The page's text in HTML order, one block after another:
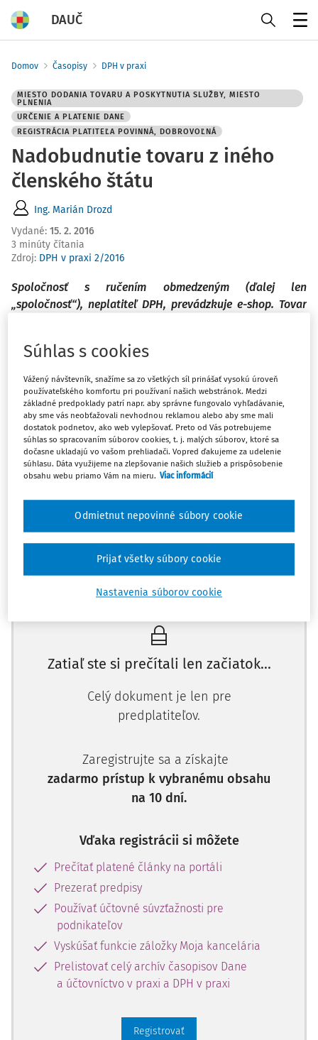
DAUČ
Domov Časopisy DPH v praxi
MIESTO DODANIA TOVARU A POSKYTNUTIA SLUŽBY, MIESTO
PLNENIA
URČENIE A PLATENIE DANE
REGISTRÁCIA PLATITEĽA POVINNÁ, DOBROVOĽNÁ
Nadobudnutie tovaru z iného
členského štátu
Ing. Marián Drozd
Vydané: 15. 2. 2016
3 minúty čítania
Zdroj: DPH v praxi 2/2016
Spoločnosť s ručením obmedzeným (ďalej len
„spoločnosť“), neplatiteľ DPH, prevádzkuje e-shop. Tovar
novembra 2015 je hodnota nákupu tovaru spoločnosti z
iných členských štátov 15 000 eur. Aké povinnosti má táto
spoločnosť v súvislosti s DPH?
Na účely zákona č. 222/2004 Z. z. o dani z pridanej hodnoty
v z. n. p. (ďalej len „zákon o DPH“) predmetom dane je:
dodanie tovaru za protihodnotu v tuzemsku
dodanie služby
Zatiaľ ste si prečítali len začiatok...
Celý dokument je len pre
predplatiteľov.
Zaregistrujte sa a získajte
zadarmo prístup k vybranému obsahu
na 10 dní.
Vďaka registrácii si môžete
Prečítať platené články na portáli
Prezerať predpisy
Používať účtovné súvzťažnosti pre
podnikateľov
Vyskúšať funkcie záložky Moja kancelária
Prelistovať celý archív časopisov Dane
a účtovníctvo v praxi a DPH v praxi
Registrovať
Súhlas s cookies
Vážený návštevník, snažíme sa zo všetkých síl prinášať vysokú úroveň
používateľského komfortu pri používaní našich webstránok. Medzi
základné predpoklady patrí napr. aby správne fungovalo vyhľadávanie,
aby sme vás neobťažovali nevhodnou reklamou alebo aby sme mali
dostatok podnetov, ako web vylepšovať. Preto od Vás potrebujeme
súhlas so spracovaním súborov cookies, t. j. malých súborov, ktoré sa
dočasne ukladajú vo vašom prehliadači. Vopred ďakujeme za udelenie
súhlasu. Dáta využijeme na zlepšovanie našich služieb a prispôsobenie
obsahu webu priamo Vám na mieru. Viac informácií
Nastavenia súborov cookie
Odmietnut nepovinné súbory cookie
Prijať všetky súbory cookie